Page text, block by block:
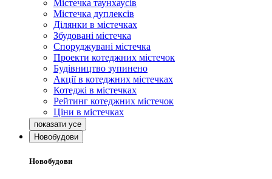
Містечка таунхаусів
Містечка дуплексів
Ділянки в містечках
Збудовані містечка
Споруджувані містечка
Проекти котеджних містечок
Будівництво зупинено
Акції в котеджних містечках
Котеджі в містечках
Рейтинг котеджних містечок
Ціни в містечках
Новобудови
Новобудови